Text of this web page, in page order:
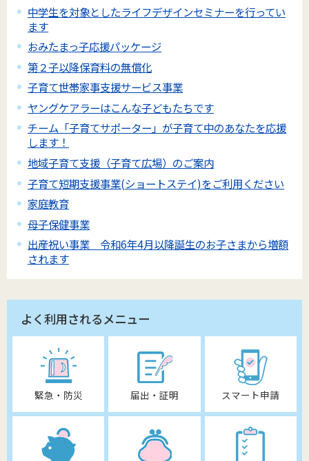
中学生を対象としたライフデザインセミナーを行ってい
ます
おみたまっ子応援パッケージ
第２子以降保育料の無償化
子育て世帯家事支援サービス事業
ヤングケアラーはこんな子どもたちです
チーム「子育てサポーター」が子育て中のあなたを応援
します！
地域子育て支援（子育て広場）のご案内
子育て短期支援事業(ショートステイ)をご利用ください
家庭教育
母子保健事業
出産祝い事業 令和6年4月以降誕生のお子さまから増額
されます
よく利用されるメニュー
緊急・防災 届出・証明 スマート申請